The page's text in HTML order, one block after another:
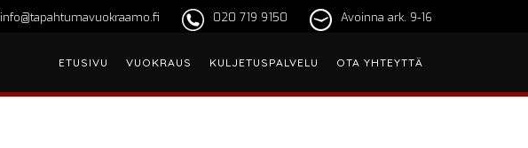
Avoinna ark. 9-16
020 719 9150
info@tapahtumavuokraamo.fi
ETUSIVU VUOKRAUS KULJETUSPALVELU OTA YHTEYTTÄ